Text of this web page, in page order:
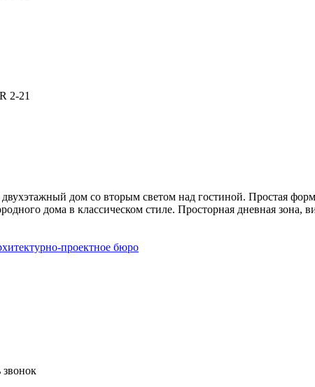
дом со вторым светом над гостиной. Простая
дома в классическом стиле. Просторная дневная
проектное бюро
звонок